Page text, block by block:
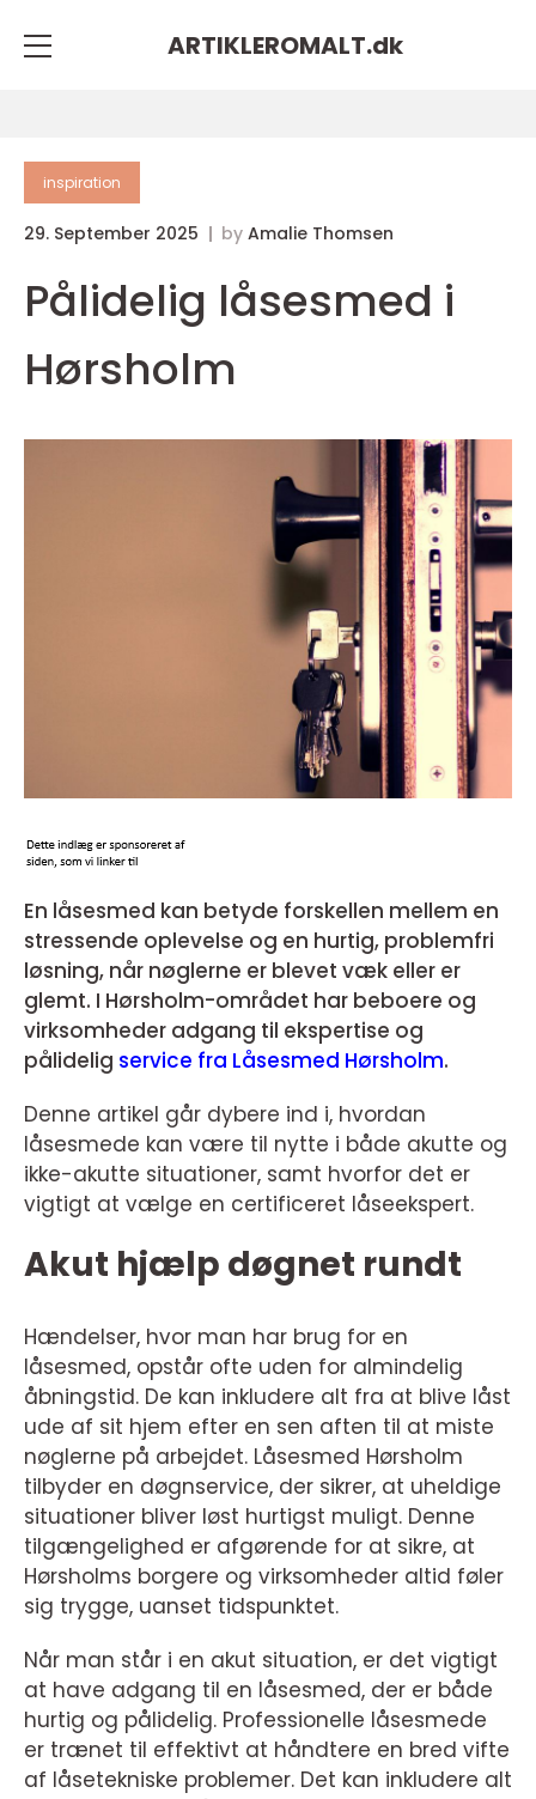
ARTIKLEROMALT.dk
inspiration
29. September 2025 by Amalie Thomsen
Pålidelig låsesmed i
Hørsholm
En låsesmed kan betyde forskellen mellem en
stressende oplevelse og en hurtig, problemfri
løsning, når nøglerne er blevet væk eller er
glemt. I Hørsholm-området har beboere og
virksomheder adgang til ekspertise og
pålidelig service fra Låsesmed Hørsholm.
Denne artikel går dybere ind i, hvordan
låsesmede kan være til nytte i både akutte og
ikke-akutte situationer, samt hvorfor det er
vigtigt at vælge en certificeret låseekspert.
Akut hjælp døgnet rundt
Hændelser, hvor man har brug for en
låsesmed, opstår ofte uden for almindelig
åbningstid. De kan inkludere alt fra at blive låst
ude af sit hjem efter en sen aften til at miste
nøglerne på arbejdet. Låsesmed Hørsholm
tilbyder en døgnservice, der sikrer, at uheldige
situationer bliver løst hurtigst muligt. Denne
tilgængelighed er afgørende for at sikre, at
Hørsholms borgere og virksomheder altid føler
sig trygge, uanset tidspunktet.
Når man står i en akut situation, er det vigtigt
at have adgang til en låsesmed, der er både
hurtig og pålidelig. Professionelle låsesmede
er trænet til effektivt at håndtere en bred vifte
af låsetekniske problemer. Det kan inkludere alt